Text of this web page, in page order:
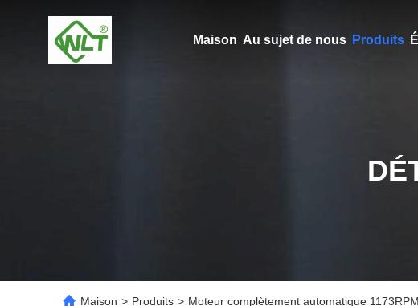
Maison Au sujet de nous Produits
Maison > Produits > Moteur complètement automatique